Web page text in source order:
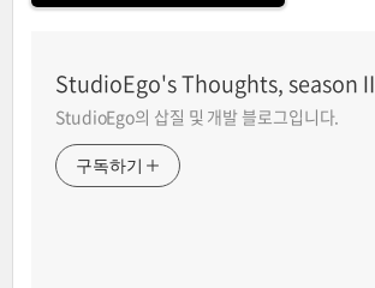
StudioEgo's Thoughts, seasonⅡ
StudioEgo의 삽질 및 개발 블로그입니다.
구독하기